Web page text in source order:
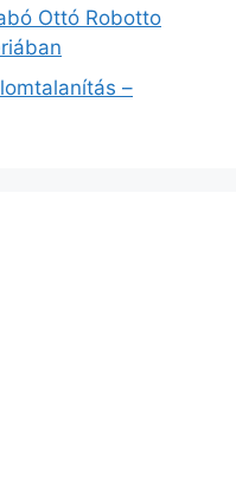
Ottó Robotto
–